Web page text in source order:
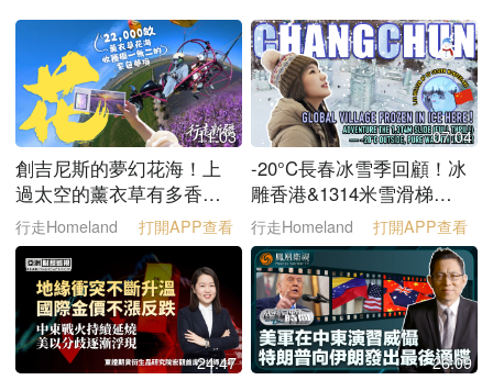
創吉尼斯的夢幻花海！上
過太空的薰衣草有多香｜
行走新疆
11:03
行走Homeland 打開APP查看
-20°C長春冰雪季回顧！冰
雕香港&1314米雪滑梯真
實體驗
07:04
行走Homeland 打開APP查看
24:47 26:09